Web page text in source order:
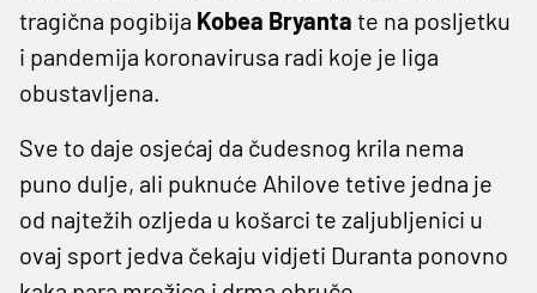
tragična pogibija Kobea Bryanta te na posljetku
i pandemija koronavirusa radi koje je liga
obustavljena.
Sve to daje osjećaj da čudesnog krila nema
puno dulje, ali puknuće Ahilove tetive jedna je
od najtežih ozljeda u košarci te zaljubljenici u
ovaj sport jedva čekaju vidjeti Duranta ponovno